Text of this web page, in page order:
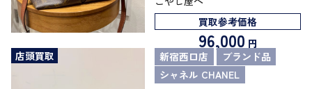
買取参考価格
96,000 円
店頭買取
新宿西口店
ブランド品
シャネル CHANEL